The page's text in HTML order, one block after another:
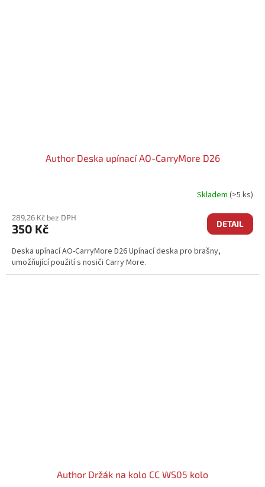
Author Deska upínací AO-CarryMore D26
Skladem (>5 ks)
289,26 Kč bez DPH
350 Kč DETAIL
Deska upínací AO-CarryMore D26 Upínací deska pro brašny,
umožňující použití s nosiči Carry More.
Author Držák na kolo CC WS05 kolo